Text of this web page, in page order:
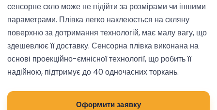
сенсорне скло може не підійти за розмірами чи іншими
параметрами. Плівка легко наклеюється на скляну
поверхню за дотримання технологій, має малу вагу, що
здешевлює її доставку. Сенсорна плівка виконана на
основі проекційно-ємнісної технології, що робить її
надійною, підтримує до 40 одночасних торкань.
Оформити заявку